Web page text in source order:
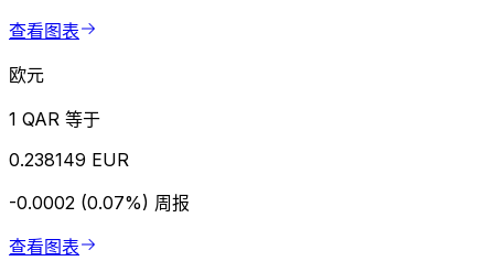
查看图表
欧元
1 QAR 等于
0.238149 EUR
-0.0002 (0.07%) 周报
查看图表